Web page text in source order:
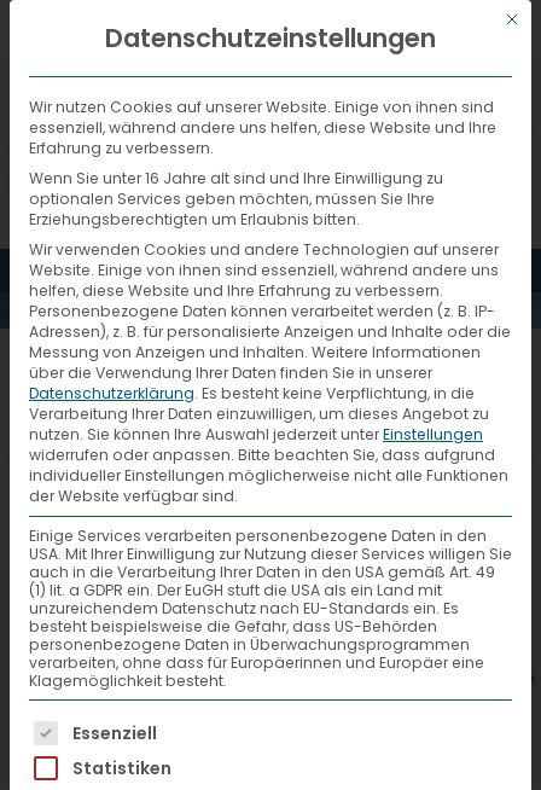
DEUTSCH
MENÜ
AKTUELLES
arbeitskreis
7. Juli 2026
VTL hat neuen Aufsichtsrat gewählt
Mit
Datenschutzeinstellungen
Wir nutzen Cookies auf unserer Website. Einige von ihnen sind
essenziell, während andere uns helfen, diese Website und Ihre
Erfahrung zu verbessern.
Wenn Sie unter 16 Jahre alt sind und Ihre Einwilligung zu
optionalen Services geben möchten, müssen Sie Ihre
Erziehungsberechtigten um Erlaubnis bitten.
Wir verwenden Cookies und andere Technologien auf unserer
Website. Einige von ihnen sind essenziell, während andere uns
helfen, diese Website und Ihre Erfahrung zu verbessern.
Personenbezogene Daten können verarbeitet werden (z. B. IP-
Adressen), z. B. für personalisierte Anzeigen und Inhalte oder die
Messung von Anzeigen und Inhalten. Weitere Informationen
über die Verwendung Ihrer Daten finden Sie in unserer
Datenschutzerklärung. Es besteht keine Verpflichtung, in die
Verarbeitung Ihrer Daten einzuwilligen, um dieses Angebot zu
nutzen. Sie können Ihre Auswahl jederzeit unterEinstellungen
widerrufen oder anpassen. Bitte beachten Sie, dass aufgrund
individueller Einstellungen möglicherweise nicht alle Funktionen
der Website verfügbar sind.
Einige Services verarbeiten personenbezogene Daten in den
USA. Mit Ihrer Einwilligung zur Nutzung dieser Services willigen Sie
auch in die Verarbeitung Ihrer Daten in den USA gemäß Art. 49
(1) lit. a GDPR ein. Der EuGH stuft die USA als ein Land mit
unzureichendem Datenschutz nach EU-Standards ein. Es
besteht beispielsweise die Gefahr, dass US-Behörden
personenbezogene Daten in Überwachungsprogrammen
verarbeiten, ohne dass für Europäerinnen und Europäer eine
Klagemöglichkeit besteht.
Es folgt eine Liste der Service-Gruppen,
Essenziell
Statistiken